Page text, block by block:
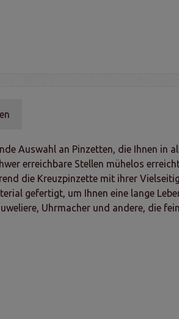
Auswahl an Pinzetten, die Ihnen
erreichbare Stellen mühelos
die Kreuzpinzette mit ihrer
gefertigt, um Ihnen eine lange
Uhrmacher und andere, die